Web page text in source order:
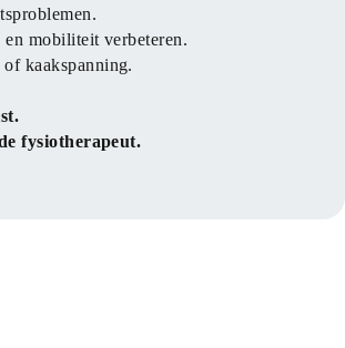
mobiliteit verbeteren.
kaakspanning.
fysiotherapeut.